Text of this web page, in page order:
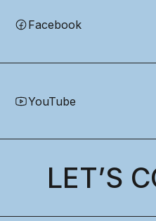
Facebook
YouTube
LET’S